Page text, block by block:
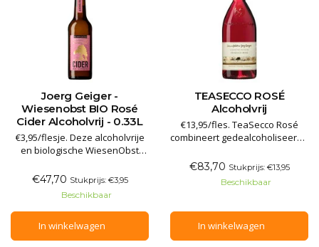
Joerg Geiger -
Wiesenobst BIO Rosé
Cider Alcoholvrij - 0.33L
€3,95/flesje. Deze alcoholvrije
en biologische WiesenObst
oude appelvariëteiten en
gedealcoholiseerde rode wijn.
Geur van friszure kersen. De
smaak is fris, droog,
verfrissend tintelend. Geen
toegevoegde smaakstoffen,
€47,70 Stukprijs: €3,95
Beschikbaar
In winkelwagen
TEASECCO ROSÉ
Alcoholvrij
€13,95/fles. TeaSecco Rosé
combineert gedealcoholiseerde
van diverse theeën. In de neus
lichtfruitige aroma's van
hibiscus en rooibosthee, in
hibiscustonen, droge
lichtfruitige afdronk met
frisse zuren. Al
€83,70 Stukprijs: €13,95
Beschikbaar
In winkelwagen